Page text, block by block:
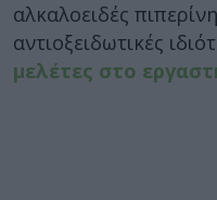
αλκαλοειδές
αντιοξειδωτικές
μελέτες στο